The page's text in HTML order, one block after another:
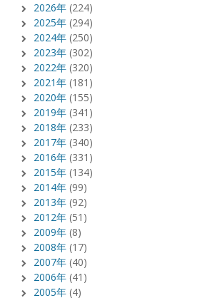
2026年 (224)
2025年 (294)
2024年 (250)
2023年 (302)
2022年 (320)
2021年 (181)
2020年 (155)
2019年 (341)
2018年 (233)
2017年 (340)
2016年 (331)
2015年 (134)
2014年 (99)
2013年 (92)
2012年 (51)
2009年 (8)
2008年 (17)
2007年 (40)
2006年 (41)
2005年 (4)